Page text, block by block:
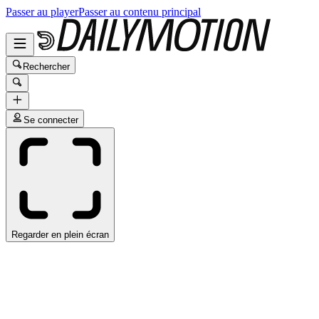
Passer au playerPasser au contenu principal
Rechercher
Se connecter
Regarder en plein écran